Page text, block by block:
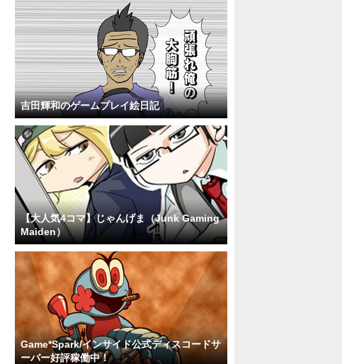
吉田輝和のゲームプレイ絵日記
【大人気4コマ】じゃんげま（Junk Gaming
Maiden）
Game*Spark/インサイド公式ディスコードサ
ーバー好評稼働中！